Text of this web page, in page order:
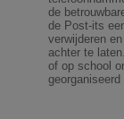
de
de Post-its
verwijderen
achter te
of op school